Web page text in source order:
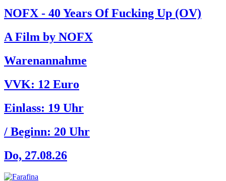
NOFX - 40 Years Of Fucking Up (OV)
A Film by NOFX
Warenannahme
VVK: 12 Euro
Einlass: 19 Uhr
/ Beginn: 20 Uhr
Do, 27.08.26